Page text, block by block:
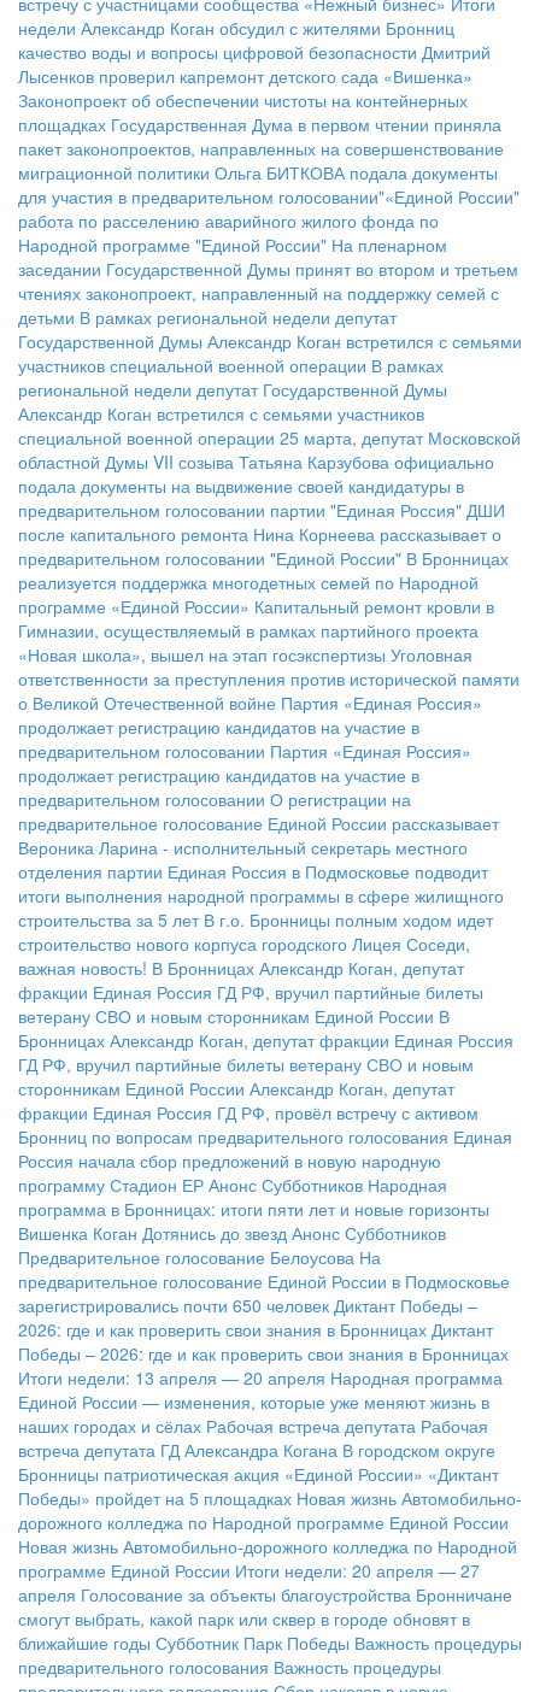
недели Александр Коган обсудил с жителями Бронниц
качество воды и вопросы цифровой безопасности Дмитрий
Лысенков проверил капремонт детского сада «Вишенка»
Законопроект об обеспечении чистоты на контейнерных
площадках Государственная Дума в первом чтении приняла
пакет законопроектов, направленных на совершенствование
миграционной политики Ольга БИТКОВА подала документы
для участия в предварительном голосовании"«Единой России"
работа по расселению аварийного жилого фонда по
Народной программе "Единой России" На пленарном
заседании Государственной Думы принят во втором и третьем
чтениях законопроект, направленный на поддержку семей с
детьми В рамках региональной недели депутат
Государственной Думы Александр Коган встретился с семьями
участников специальной военной операции В рамках
региональной недели депутат Государственной Думы
Александр Коган встретился с семьями участников
специальной военной операции 25 марта, депутат Московской
областной Думы VII созыва Татьяна Карзубова официально
подала документы на выдвижение своей кандидатуры в
предварительном голосовании партии "Единая Россия" ДШИ
после капитального ремонта Нина Корнеева рассказывает о
предварительном голосовании "Единой России" В Бронницах
реализуется поддержка многодетных семей по Народной
программе «Единой России» Капитальный ремонт кровли в
Гимназии, осуществляемый в рамках партийного проекта
«Новая школа», вышел на этап госэкспертизы Уголовная
ответственности за преступления против исторической памяти
о Великой Отечественной войне Партия «Единая Россия»
продолжает регистрацию кандидатов на участие в
предварительном голосовании Партия «Единая Россия»
продолжает регистрацию кандидатов на участие в
предварительном голосовании О регистрации на
предварительное голосование Единой России рассказывает
Вероника Ларина - исполнительный секретарь местного
отделения партии Единая Россия в Подмосковье подводит
итоги выполнения народной программы в сфере жилищного
строительства за 5 лет В г.о. Бронницы полным ходом идет
строительство нового корпуса городского Лицея Соседи,
важная новость! В Бронницах Александр Коган, депутат
фракции Единая Россия ГД РФ, вручил партийные билеты
ветерану СВО и новым сторонникам Единой России В
Бронницах Александр Коган, депутат фракции Единая Россия
ГД РФ, вручил партийные билеты ветерану СВО и новым
сторонникам Единой России Александр Коган, депутат
фракции Единая Россия ГД РФ, провёл встречу с активом
Бронниц по вопросам предварительного голосования Единая
Россия начала сбор предложений в новую народную
программу Стадион ЕР Анонс Субботников Народная
программа в Бронницах: итоги пяти лет и новые горизонты
Вишенка Коган Дотянись до звезд Анонс Субботников
Предварительное голосование Белоусова На
предварительное голосование Единой России в Подмосковье
зарегистрировались почти 650 человек Диктант Победы –
2026: где и как проверить свои знания в Бронницах Диктант
Победы – 2026: где и как проверить свои знания в Бронницах
Итоги недели: 13 апреля — 20 апреля Народная программа
Единой России — изменения, которые уже меняют жизнь в
наших городах и сёлах Рабочая встреча депутата Рабочая
встреча депутата ГД Александра Когана В городском округе
Бронницы патриотическая акция «Единой России» «Диктант
Победы» пройдет на 5 площадках Новая жизнь Автомобильно-
дорожного колледжа по Народной программе Единой России
Новая жизнь Автомобильно-дорожного колледжа по Народной
программе Единой России Итоги недели: 20 апреля — 27
апреля Голосование за объекты благоустройства Бронничане
смогут выбрать, какой парк или сквер в городе обновят в
ближайшие годы Субботник Парк Победы Важность процедуры
предварительного голосования Важность процедуры